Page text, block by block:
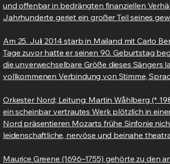
und offenbar in bedrängten finanziellen
Jahrhunderte geriet ein großer Teil seines
Am 25. Juli 2014 starb in Mailand mit Carlo
Tage zuvor hatte er seinen 90. Geburtstag
die unverwechselbare Größe dieses
vollkommenen Verbindung von Stimme,
Orkester Nord; Leitung: Martin Wåhlberg (*
ein scheinbar vertrautes Werk plötzlich in
Nord präsentieren Mozarts frühe Sinfonie
leidenschaftliche, nervöse und beinahe
Maurice Greene (1696–1755) gehörte zu den